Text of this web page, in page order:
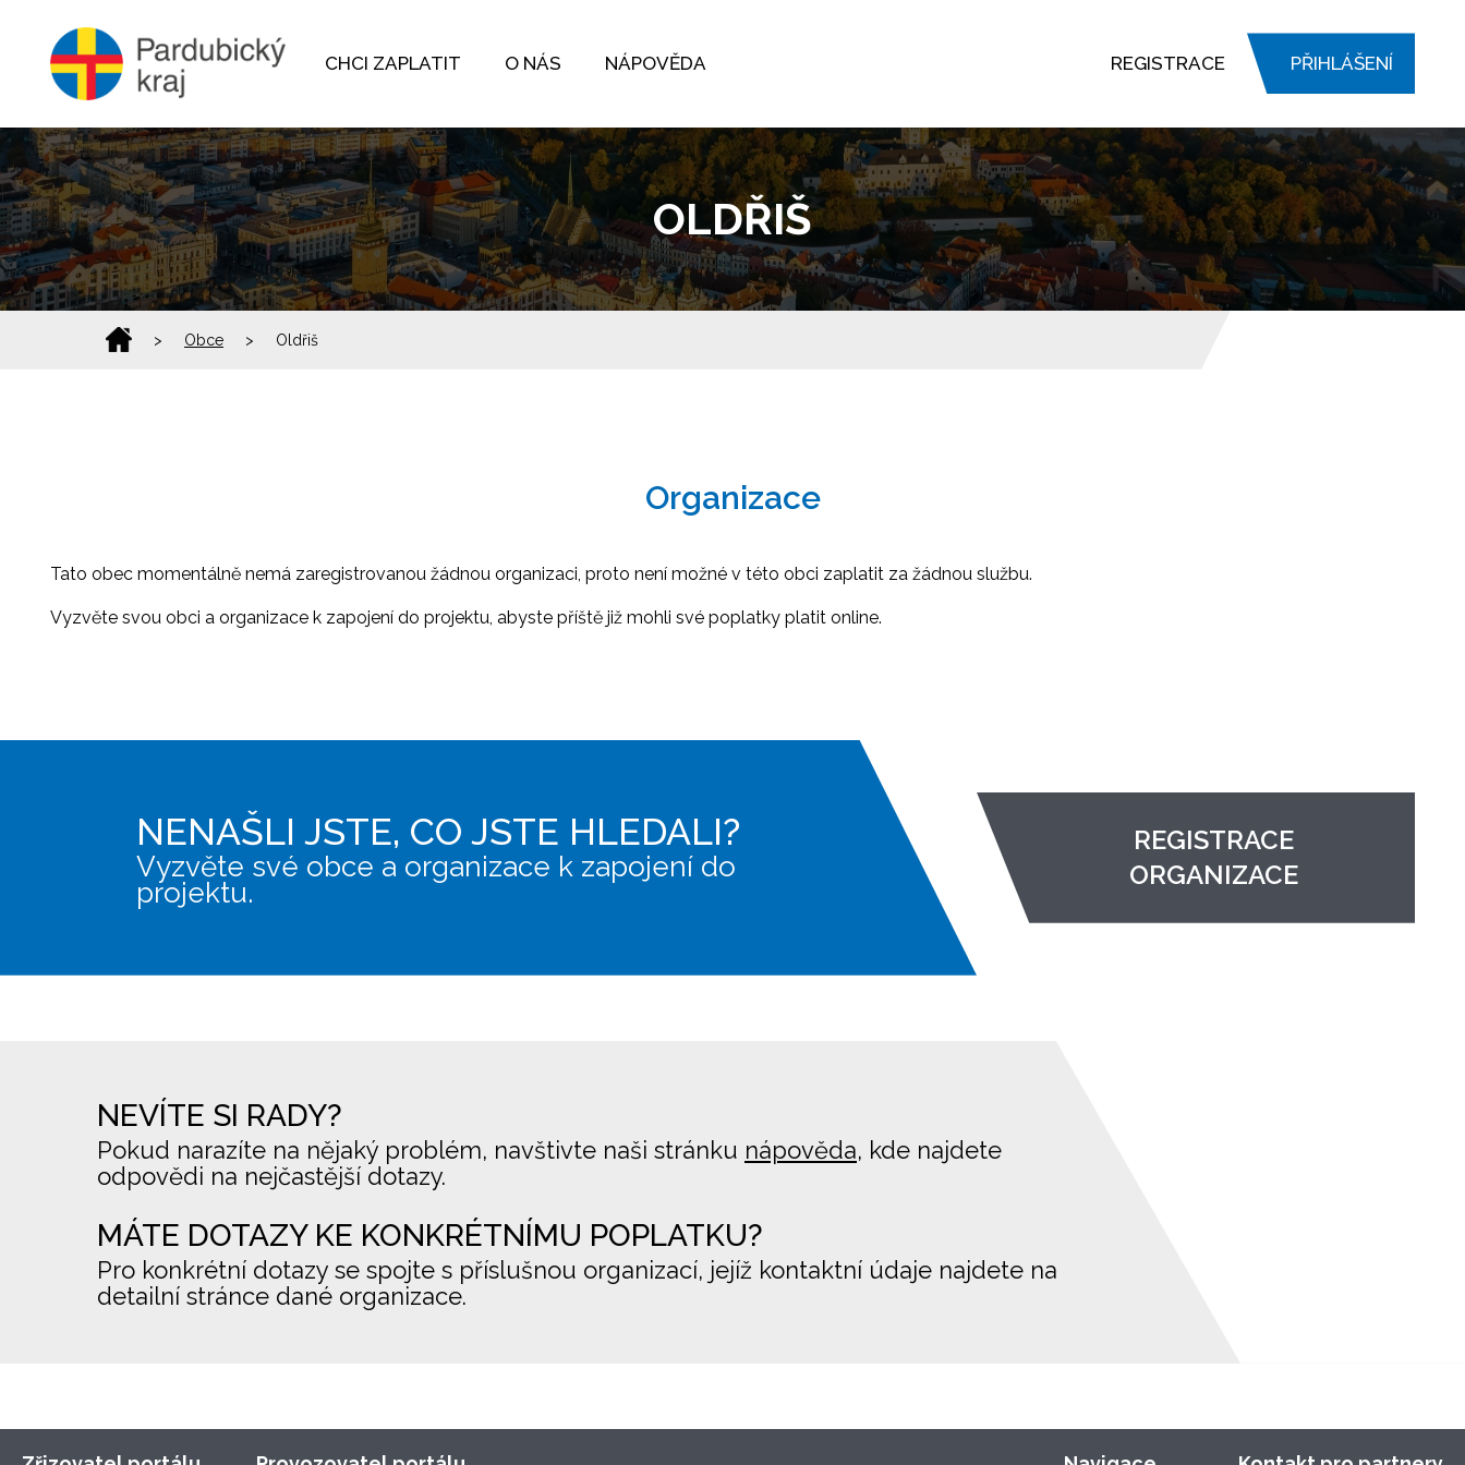
CHCI ZAPLATIT O NÁS NÁPOVĚDA REGISTRACE PŘIHLÁŠENÍ
OLDŘIŠ
> Obce > Oldřiš
Organizace
Tato obec momentálně nemá zaregistrovanou žádnou organizaci, proto není možné v této obci zaplatit za žádnou službu.
Vyzvěte svou obci a organizace k zapojení do projektu, abyste příště již mohli své poplatky platit online.
NENAŠLI JSTE, CO JSTE HLEDALI?
Vyzvěte své obce a organizace k zapojení do
projektu.
REGISTRACE
ORGANIZACE
NEVÍTE SI RADY?
Pokud narazíte na nějaký problém, navštivte naši stránku nápověda, kde najdete
odpovědi na nejčastější dotazy.
MÁTE DOTAZY KE KONKRÉTNÍMU POPLATKU?
Pro konkrétní dotazy se spojte s příslušnou organizací, jejíž kontaktní údaje najdete na
detailní stránce dané organizace.